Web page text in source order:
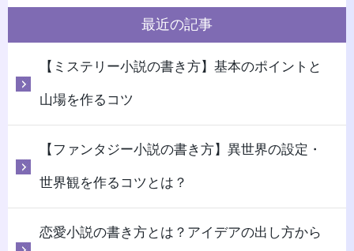
最近の記事
【ミステリー小説の書き方】基本のポイントと
山場を作るコツ
【ファンタジー小説の書き方】異世界の設定・
世界観を作るコツとは？
恋愛小説の書き方とは？アイデアの出し方から